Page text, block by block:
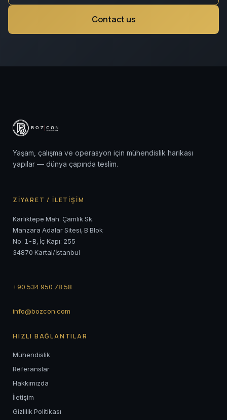
Contact us
Yaşam, çalışma ve operasyon için mühendislik harikası
yapılar — dünya çapında teslim.
ZİYARET / İLETİŞİM
Karlıktepe Mah. Çamlık Sk.
Manzara Adalar Sitesi, B Blok
No: 1-B, İç Kapı: 255
34870 Kartal/İstanbul
+90 534 950 78 58
info@bozcon.com
HIZLI BAĞLANTILAR
Mühendislik
Referanslar
Hakkımızda
İletişim
Gizlilik Politikası